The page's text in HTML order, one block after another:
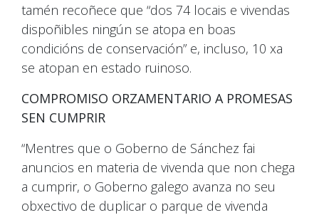
tamén recoñece que “dos 74 locais e vivendas
dispoñibles ningún se atopa en boas
condicións de conservación” e, incluso, 10 xa
se atopan en estado ruinoso.
COMPROMISO ORZAMENTARIO A PROMESAS
SEN CUMPRIR
“Mentres que o Goberno de Sánchez fai
anuncios en materia de vivenda que non chega
a cumprir, o Goberno galego avanza no seu
obxectivo de duplicar o parque de vivenda